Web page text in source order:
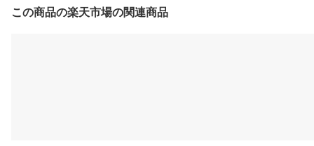
この商品の楽天市場の関連商品